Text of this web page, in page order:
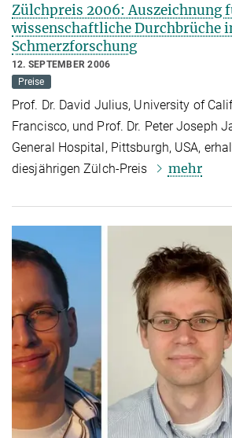
Zülchpreis 2006: Auszeichnung
wissenschaftliche Durchbrüche
Schmerzforschung
12. SEPTEMBER 2006
Preise
Prof. Dr. David Julius, University of
Francisco, und Prof. Dr. Peter Joseph
General Hospital, Pittsburgh, USA,
diesjährigen Zülch-Preis
mehr